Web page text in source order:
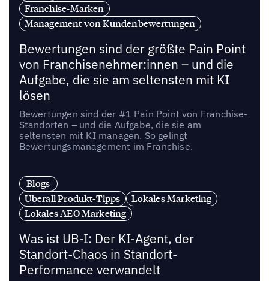
Franchise-Marken
Management von Kundenbewertungen
Bewertungen sind der größte Pain Point
von Franchisenehmer:innen – und die
Aufgabe, die sie am seltensten mit KI
lösen
Bewertungen sind der #1 Pain Point von Franchise-
Standorten – und die Aufgabe, die sie am
seltensten mit KI managen. So gelingt
Bewertungsmanagement im Franchise.
Blogs
Uberall Produkt-Tipps
Lokales Marketing
Lokales AEO Marketing
Was ist UB-I: Der KI-Agent, der
Standort-Chaos in Standort-
Performance verwandelt